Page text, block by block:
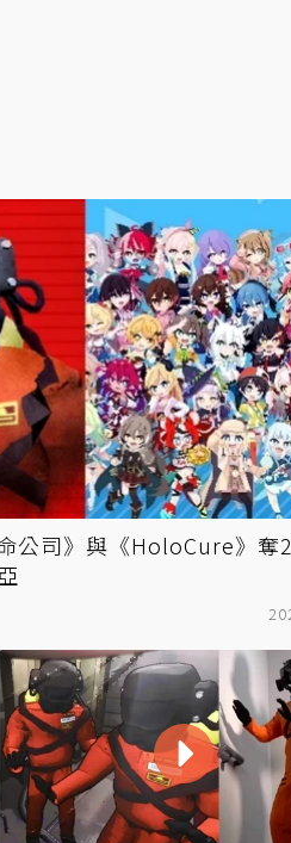
公司》與《HoloCure》奪